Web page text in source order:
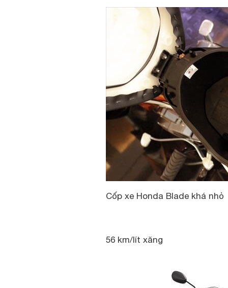
Cốp xe Honda Blade khá nhỏ
56 km/lít xăng